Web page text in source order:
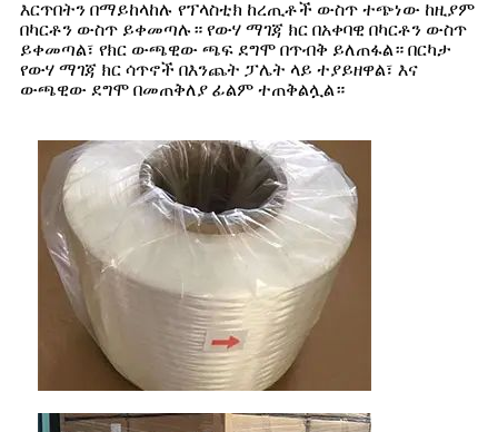
እርጥበትን በማይከላከሉ የፕላስቲክ ከረጢቶች ውስጥ ተጭነው ከዚያም
በካርቶን ውስጥ ይቀመጣሉ። የውሃ ማገጃ ክር በአቀባዊ በካርቶን ውስጥ
ይቀመጣል፣ የክር ውጫዊው ጫፍ ደግሞ በጥብቅ ይለጠፋል። በርካታ
የውሃ ማገጃ ክር ሳጥኖች በእንጨት ፓሌት ላይ ተያይዘዋል፣ እና
ውጫዊው ደግሞ በመጠቅለያ ፊልም ተጠቅልሏል።